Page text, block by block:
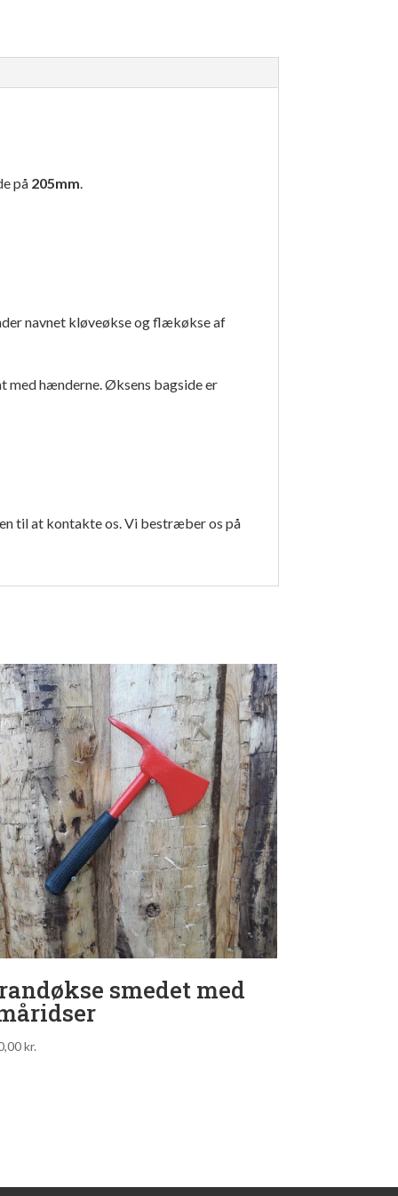
på 205mm.
navnet kløveøkse og flækøkse af
med hænderne. Øksens bagside er
til at kontakte os. Vi bestræber os på
smedet med
kr.